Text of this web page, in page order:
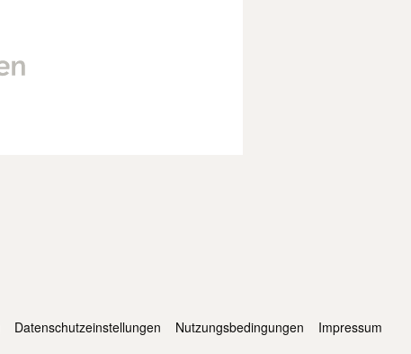
Datenschutzeinstellungen Nutzungsbedingungen
Impressum